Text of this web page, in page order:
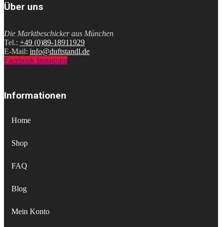
Über uns
Die Marktbeschicker aus München
Tel.: +49 (0)89-18911929
E-Mail: info@duftstandl.de
Facebook Instagram
Informationen
Home
Shop
FAQ
Blog
Mein Konto